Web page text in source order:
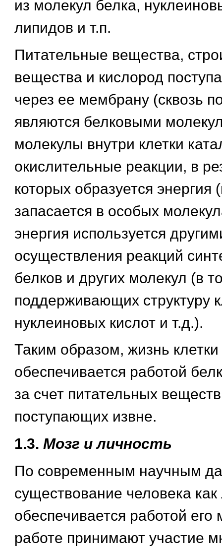
из молекул белка,
липидов и т.п.
Питательные вещества,
вещества и кислород
через ее мембрану (сквозь
являются белковыми
молекулы внутри клетки
окислительные реакции, в
которых образуется энергия
запасается в особых
энергия используется
осуществления реакций
белков и других молекул (в
поддерживающих структуру
нуклеиновых кислот и т.д.).
Таким образом, жизнь
обеспечивается работой
за счет питательных
поступающих извне.
1.3. Мозг и личность
По современным научным
существование человека как
обеспечивается работой его
работе принимают участие